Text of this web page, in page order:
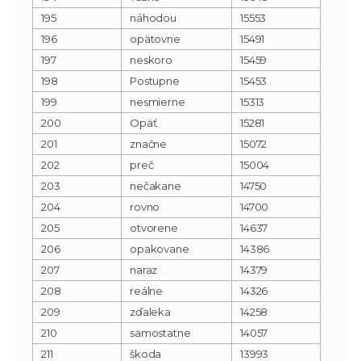
195
náhodou
15553
196
opätovne
15491
197
neskoro
15459
198
Postupne
15453
199
nesmierne
15313
200
Opäť
15281
201
značne
15072
202
preč
15004
203
nečakane
14750
204
rovno
14700
205
otvorene
14637
206
opakovane
14386
207
naraz
14379
208
reálne
14326
209
zďaleka
14258
210
samostatne
14057
211
škoda
13993